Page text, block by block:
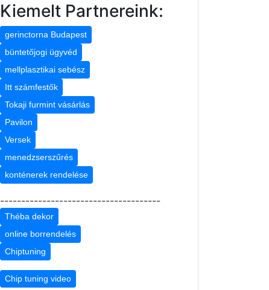
Kiemelt Partnereink:
gerinctorna Budapest
büntetőjogi ügyvéd
mellplasztikai sebész
Itt számfestők
Tokaji furmint vásárlás
Pavilon
Versek
menedzserszűrés
konténerek rendelése
--------------------------------------
Théba dekor
online borrendelés
Chiptuning
Chip tuning video